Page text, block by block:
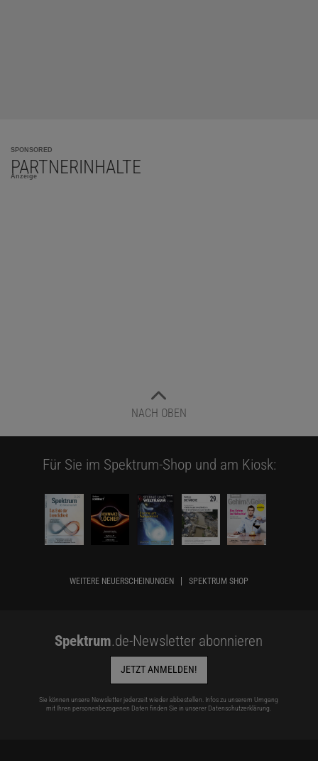
SPONSORED
PARTNERINHALTE
Anzeige
NACH OBEN
Für Sie im Spektrum-Shop und am Kiosk:
WEITERE NEUERSCHEINUNGEN SPEKTRUM SHOP
Spektrum.de-Newsletter abonnieren
JETZT ANMELDEN!
Sie können unsere Newsletter jederzeit wieder abbestellen. Infos zu unserem Umgang
mit Ihren personenbezogenen Daten finden Sie in unserer Datenschutzerklärung.